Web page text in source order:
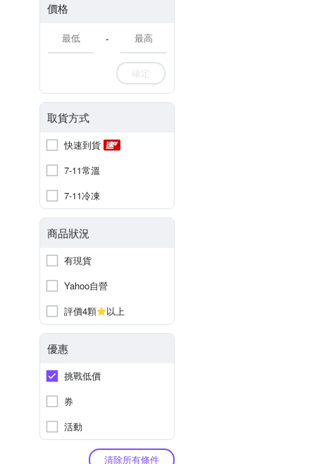
價格
-
確定
取貨方式
快速到貨
7-11常溫
7-11冷凍
商品狀況
有現貨
Yahoo自營
評價4顆
以上
優惠
挑戰低價
券
活動
清除所有條件